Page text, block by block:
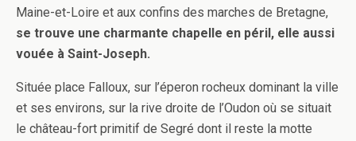
Maine-et-Loire et aux confins des marches de Bretagne,
se trouve une charmante chapelle en péril, elle aussi
vouée à Saint-Joseph.
Située place Falloux, sur l’éperon rocheux dominant la ville
et ses environs, sur la rive droite de l’Oudon où se situait
le château-fort primitif de Segré dont il reste la motte